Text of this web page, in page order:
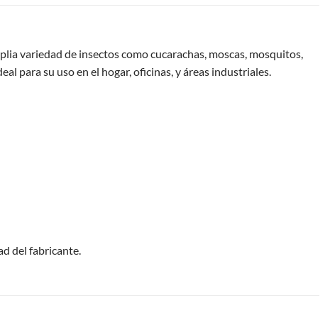
variedad de insectos como cucarachas, moscas, mosquitos,
para su uso en el hogar, oficinas, y áreas industriales.
del fabricante.